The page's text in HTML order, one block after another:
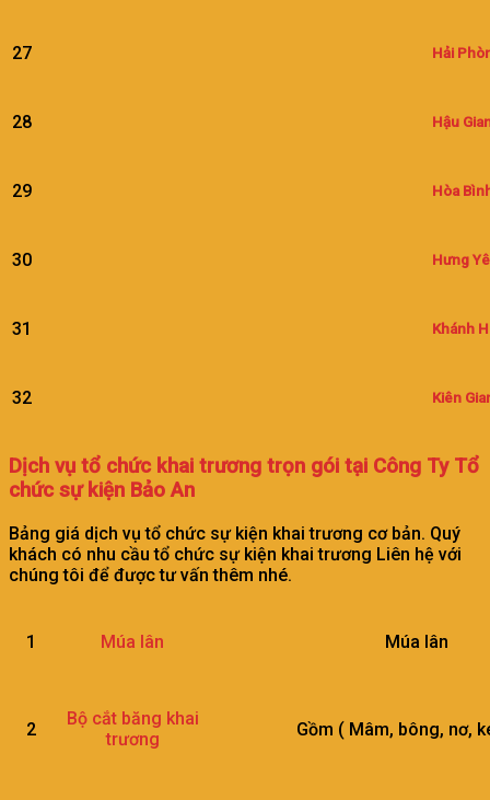
27 Hải
28 Hậu
29 Hòa
30 Hưng
31 Khánh
32 Kiên
Dịch vụ tổ chức khai trương trọn gói tại Công Ty Tổ
chức sự kiện Bảo An
Bảng giá dịch vụ tổ chức sự kiện khai trương cơ bản. Quý
khách có nhu cầu tổ chức sự kiện khai trương Liên hệ với
chúng tôi để được tư vấn thêm nhé.
1 Múa lân Múa lân
2
Bộ cắt băng khai
trương
Gồm ( Mâm, bông, nơ,